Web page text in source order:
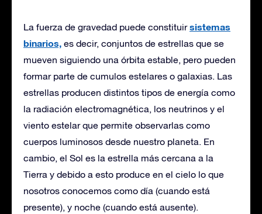
La fuerza de gravedad puede constituirsistemas
binarios, es decir, conjuntos de estrellas que se
mueven siguiendo una órbita estable, pero pueden
formar parte de cumulos estelares o galaxias. Las
estrellas producen distintos tipos de energía como
la radiación electromagnética, los neutrinos y el
viento estelar que permite observarlas como
cuerpos luminosos desde nuestro planeta. En
cambio, el Sol es la estrella más cercana a la
Tierra y debido a esto produce en el cielo lo que
nosotros conocemos como día (cuando está
presente), y noche (cuando está ausente).